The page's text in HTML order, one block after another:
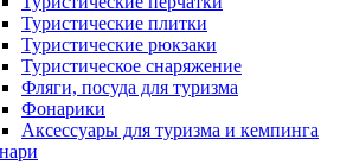
Туристические плитки
Туристические рюкзаки
Туристическое снаряжение
Фляги, посуда для туризма
Фонарики
Аксессуары для туризма и кемпинга